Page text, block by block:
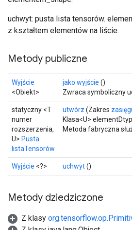
uchwyt: pusta lista tensorów.
z kształtem elementów na liście.
Metody publiczne
Wyjście
<Obiekt>
jako wyjście ()
Zwraca symboliczny
statyczny <T
numer
rozszerzenia,
U> Pusta
listaTensorów
utwórz (Zakres
Klasa<U>
Metoda fabryczna
Wyjście <?> uchwyt()
Metody dziedziczone
Z klasy